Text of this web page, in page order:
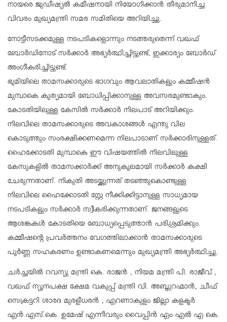
നായരെ ജുഡീഷ്യൽ കമീഷനായി നിയോ​ഗിക്കാൻ തീരുമാനിച്ച
വിവരം മുഖ്യമന്ത്രി സമര സമിതിയെ അറിയിച്ചു.
നോട്ടീസടക്കമുള്ള നടപടികളൊന്നും നടത്തരുതെന്ന് വഖഫ്
ബോർഡിനോട് സർക്കാർ അഭ്യർത്ഥിച്ചിട്ടുണ്ട്, ഇക്കാര്യം ബോർഡ്
അംഗീകരിച്ചിട്ടുണ്ട്.
ഭൂമിയിലെ താമസക്കാരുടെ ഭാഗവും ആവലാതികളും കമ്മീഷന്‍
മുമ്പാകെ കൃത്യമായി ബോധിപ്പിക്കാനുള്ള അവസരമുണ്ടാകും.
കോടതിയിലുള്ള കേസിൽ സർക്കാർ നിലപാട് അറിയിക്കും.
നിലവിലെ താമസക്കാരുടെ അവകാശങ്ങള്‍ എന്തു വില
കൊടുത്തും സംരക്ഷിക്കണമെന്ന നിലപാടാണ് സര്‍ക്കാരിനുള്ളത്.
ഹൈക്കോടതി മുമ്പാകെ ഈ വിഷയത്തില്‍ നിലവിലുള്ള
കേസുകളില്‍ താമസക്കാര്‍ക്ക് അനുകൂലമായി സര്‍ക്കാര്‍ കക്ഷി
ചേരുന്നതാണ്. നികുതി അടയ്ക്കുന്നത് തടഞ്ഞുകൊണ്ടുള്ള
നിലവിലെ ഹൈക്കോടതി സ്റ്റേ നീക്കിക്കിട്ടാനുള്ള സാധ്യമായ
നടപടികളും സര്‍ക്കാര്‍ സ്വീകരിക്കുന്നതാണ്. ജനങ്ങളുടെ
ആശങ്കകൾ കോടതിയെ ബോധ്യപ്പെടുത്താൻ പരിശ്രമിക്കും.
കമ്മീഷന്റെ പ്രവര്‍ത്തനം വേഗത്തിലാക്കാന്‍ താമസക്കാരുടെ
പൂര്‍ണ്ണ സഹകരണം ഉണ്ടാകണമെന്നും മുഖ്യമന്ത്രി അഭ്യര്‍ത്ഥിച്ചു.
ചർച്ചയിൽ റവന്യു മന്ത്രി കെ. രാജൻ , നിയമ മന്ത്രി പി. രാജീവ് ,
വഖഫ് ന്യൂനപക്ഷ ക്ഷേമ വകുപ്പ് മന്ത്രി വി. അബ്ദുറഹ്മാൻ, ചീഫ്
സെക്രട്ടറി ശാരദ മുരളീധരൻ , എറണാകുളം ജില്ലാ കളക്ടർ
എന്‍.എസ്.കെ‍. ഉമേഷ് എന്നീവരും വൈപ്പിൻ എം എൽ എ കെ.